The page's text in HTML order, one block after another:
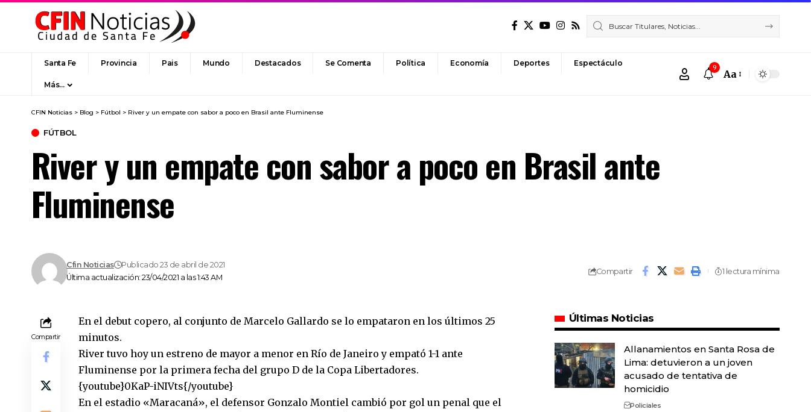
Santa Fe Provincia Pais Mundo Destacados Se Comenta Política Economía Deportes Espectáculo
Más…
9
Font
Aa
CFIN Noticias > Blog > Fútbol > River y un empate con sabor a poco en Brasil ante Fluminense
FÚTBOL
River y un empate con sabor a poco en Brasil ante
Fluminense
Última actualización: 23/04/2021 a las 1:43 AM
Cfin Noticias Publicado 23 de abril de 2021
Compartir 1 lectura mínima
Compartir
En el debut copero, al conjunto de Marcelo Gallardo se lo empataron en los últimos 25
minutos.
River tuvo hoy un estreno de mayor a menor en Río de Janeiro y empató 1-1 ante
Fluminense por la primera fecha del grupo D de la Copa Libertadores.
{youtube}0KaP-iNIVts{/youtube}
En el estadio «Maracaná», el defensor Gonzalo Montiel cambió por gol un penal que el
Últimas Noticias
Allanamientos en Santa Rosa de
Lima: detuvieron a un joven
acusado de tentativa de
homicidio
Policiales